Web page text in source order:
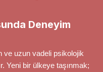
Deneyim
ve uzun vadeli psikolojik
Yeni bir ülkeye taşınmak;